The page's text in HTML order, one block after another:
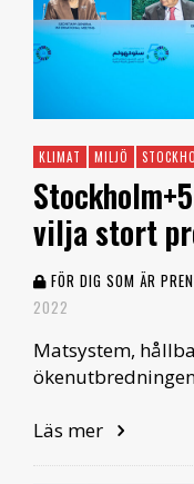
KLIMAT MILJÖ
vilja stort
FÖR DIG SOM ÄR
2022
Matsystem,
Läs mer